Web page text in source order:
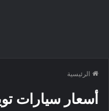
الرئيسية
أسعار سيارات